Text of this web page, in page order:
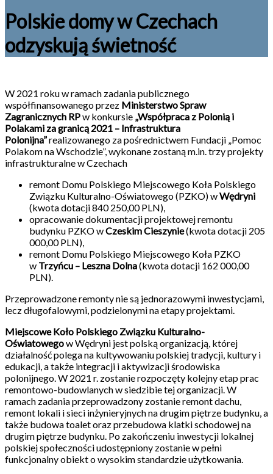
Polskie domy w Czechach
odzyskują świetność
W 2021 roku w ramach zadania publicznego
współfinansowanego przez Ministerstwo Spraw
Zagranicznych RPw konkursie „Współpraca z Polonią i
Polakami za granicą 2021 – Infrastruktura
Polonijna”realizowanego za pośrednictwem Fundacji „Pomoc
Polakom na Wschodzie”, wykonane zostaną m.in. trzy projekty
infrastrukturalne w Czechach
remont Domu Polskiego Miejscowego Koła Polskiego
Związku Kulturalno-Oświatowego (PZKO) wWędryni
(kwota dotacji 840 250,00 PLN),
opracowanie dokumentacji projektowej remontu
budynku PZKO wCzeskim Cieszynie(kwota dotacji 205
000,00 PLN),
remont Domu Polskiego Miejscowego Koła PZKO
w Trzyńcu – Leszna Dolna(kwota dotacji 162 000,00
PLN).
Przeprowadzone remonty nie są jednorazowymi inwestycjami,
lecz długofalowymi, podzielonymi na etapy projektami.
Miejscowe Koło Polskiego Związku Kulturalno-
Oświatowegow Wędryni jest polską organizacją, której
działalność polega na kultywowaniu polskiej tradycji, kultury i
edukacji, a także integracji i aktywizacji środowiska
polonijnego. W 2021 r. zostanie rozpoczęty kolejny etap prac
remontowo-budowlanych w siedzibie tej organizacji. W
ramach zadania przeprowadzony zostanie remont dachu,
remont lokali i sieci inżynieryjnych na drugim piętrze budynku, a
także budowa toalet oraz przebudowa klatki schodowej na
drugim piętrze budynku. Po zakończeniu inwestycji lokalnej
polskiej społeczności udostępniony zostanie w pełni
funkcjonalny obiekt o wysokim standardzie użytkowania.